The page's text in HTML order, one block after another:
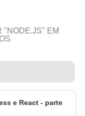
"NODE.JS" EM
e React - parte